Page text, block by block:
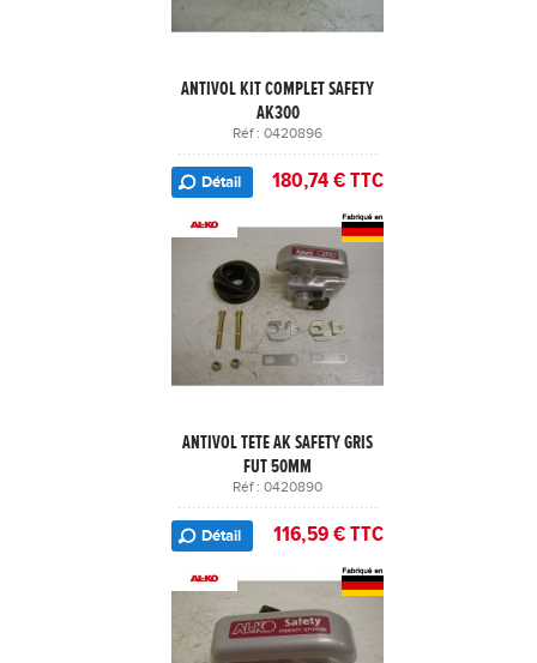
ANTIVOL KIT COMPLET SAFETY
AK300
Réf : 0420896
Détail 180,74 € TTC
ANTIVOL TETE AK SAFETY GRIS
FUT 50MM
Réf : 0420890
Détail 116,59 € TTC